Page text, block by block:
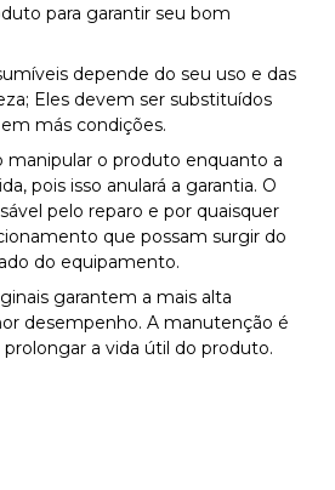
para garantir seu bom
depende do seu uso e das
Eles devem ser substituídos
más condições.
manipular o produto enquanto a
pois isso anulará a garantia. O
pelo reparo e por quaisquer
que possam surgir do
do equipamento.
garantem a mais alta
desempenho. A manutenção é
a vida útil do produto.